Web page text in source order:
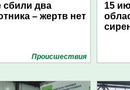
сбили два
– жертв нет
Проиcшествия
15